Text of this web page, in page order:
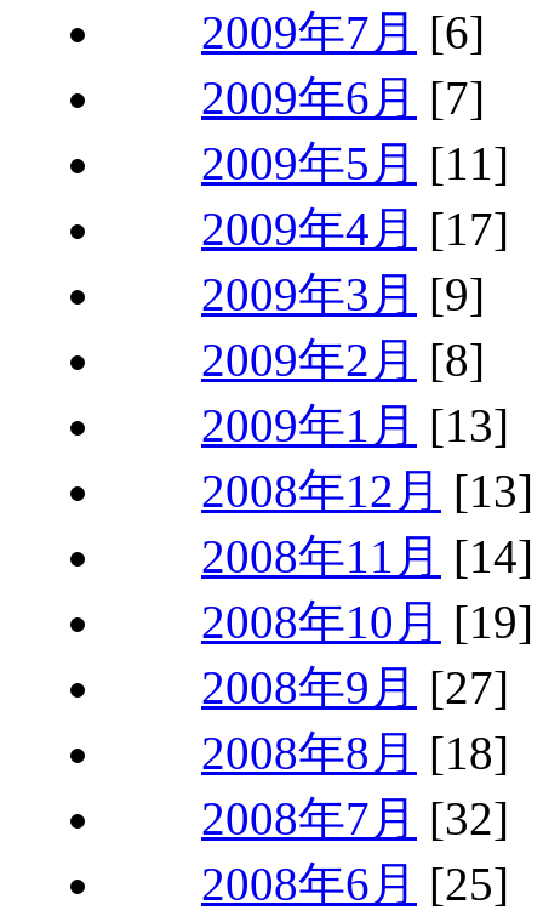
2009年7月 [6]
2009年6月 [7]
2009年5月 [11]
2009年4月 [17]
2009年3月 [9]
2009年2月 [8]
2009年1月 [13]
2008年12月 [13]
2008年11月 [14]
2008年10月 [19]
2008年9月 [27]
2008年8月 [18]
2008年7月 [32]
2008年6月 [25]